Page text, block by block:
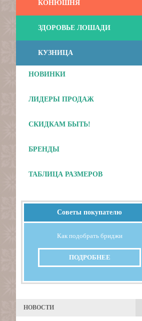
КОНЮШНЯ
ЗДОРОВЬЕ ЛОШАДИ
КУЗНИЦА
НОВИНКИ
ЛИДЕРЫ ПРОДАЖ
СКИДКАМ БЫТЬ!
БРЕНДЫ
ТАБЛИЦА РАЗМЕРОВ
Советы покупателю
Как подобрать бриджи
ПОДРОБНЕЕ
НОВОСТИ